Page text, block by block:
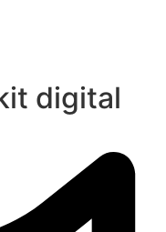
digital